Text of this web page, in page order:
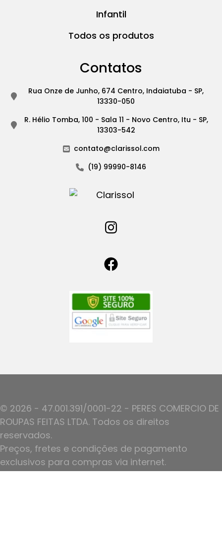
Infantil
Todos os produtos
Contatos
Rua Onze de Junho, 674 Centro, Indaiatuba - SP,
13330-050
R. Hélio Tomba, 100 - Sala 11 - Novo Centro, Itu - SP,
13303-542
contato@clarissol.com
(19) 99990-8146
© 2026 - 47.001.391/0001-22 - PERES COMERCIO DE
ROUPAS FEITAS LTDA. Todos os direitos
reservados.
Preços, fretes e condições de pagamento
exclusivos para compras via internet.
Ofertas válidas até o termino de nossos